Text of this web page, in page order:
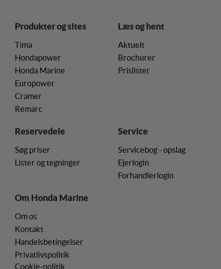
Produkter og sites
Tima
Hondapower
Honda Marine
Europower
Cramer
Remarc
Læs og hent
Aktuelt
Brochurer
Prislister
Reservedele
Søg priser
Lister og tegninger
Service
Servicebog - opslag
Ejerlogin
Forhandlerlogin
Om Honda Marine
Om os
Kontakt
Handelsbetingelser
Privatlivspolitik
Cookie-politik